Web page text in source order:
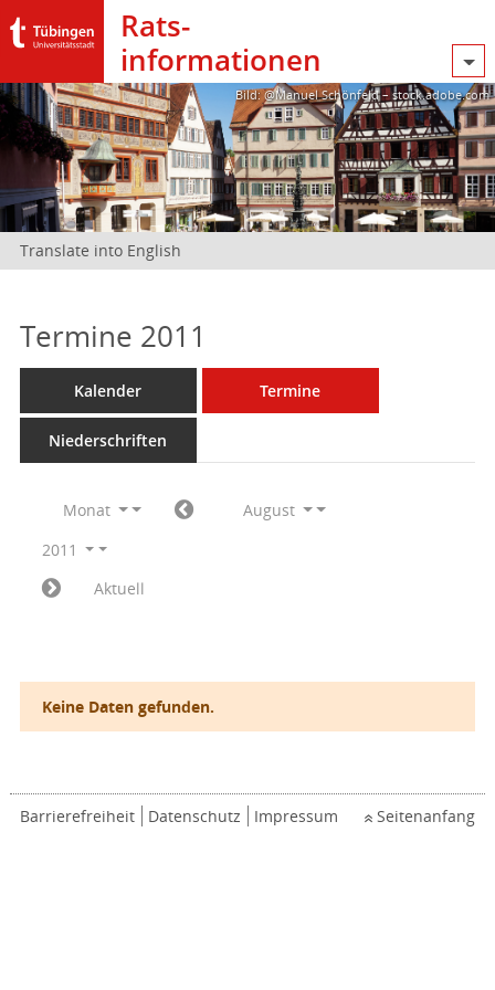
Rats­
informationen
Bild: @Manuel Schönfeld – stock.adobe.com
Translate into English
Termine 2011
Kalender Termine
Niederschriften
Monat
August
2011
Aktuell
Keine Daten gefunden.
Barrierefreiheit Datenschutz Impressum Seitenanfang